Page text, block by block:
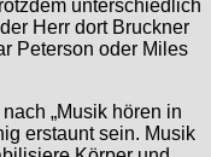
unterschiedlich
Herr dort Bruckner
Peterson oder Miles
„Musik hören in
erstaunt sein. Musik